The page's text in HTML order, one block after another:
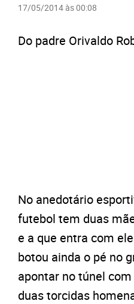
17/05/2014 às 00:08
Do padre Orivaldo
No anedotário
futebol tem duas
e a que entra com
botou ainda o pé no
apontar no túnel
duas torcidas